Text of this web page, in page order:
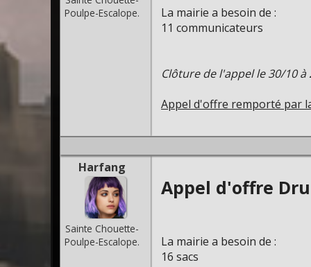
Poulpe-Escalope.
La mairie a besoin de :
11 communicateurs
Clôture de l'appel le 30/10 à
Appel d'offre remporté par
Harfang
Sainte Chouette-
Poulpe-Escalope.
Appel d'offre
La mairie a besoin de :
16 sacs